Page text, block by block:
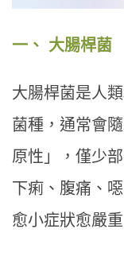
一、 大腸桿菌
大腸桿菌是人
菌種，通常會
原性」，僅少
下痢、腹痛、
愈小症狀愈嚴重